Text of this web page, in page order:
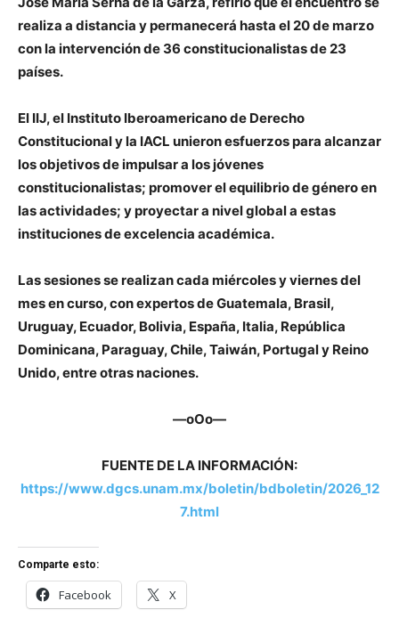
realiza a distancia y permanecerá hasta el 20 de marzo
con la intervención de 36 constitucionalistas de 23
países.
El IIJ, el Instituto Iberoamericano de Derecho
Constitucional y la IACL unieron esfuerzos para alcanzar
los objetivos de impulsar a los jóvenes
constitucionalistas; promover el equilibrio de género en
las actividades; y proyectar a nivel global a estas
instituciones de excelencia académica.
Las sesiones se realizan cada miércoles y viernes del
mes en curso, con expertos de Guatemala, Brasil,
Uruguay, Ecuador, Bolivia, España, Italia, República
Dominicana, Paraguay, Chile, Taiwán, Portugal y Reino
Unido, entre otras naciones.
—oOo—
FUENTE DE LA INFORMACIÓN:
https://www.dgcs.unam.mx/boletin/bdboletin/2026_12
7.html
Comparte esto:
Facebook X